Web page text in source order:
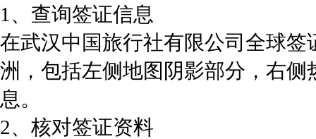
1、查询签证信息
在武汉中国旅行社有限公司全球
洲，包括左侧地图阴影部分，右
息。
2、核对签证资料